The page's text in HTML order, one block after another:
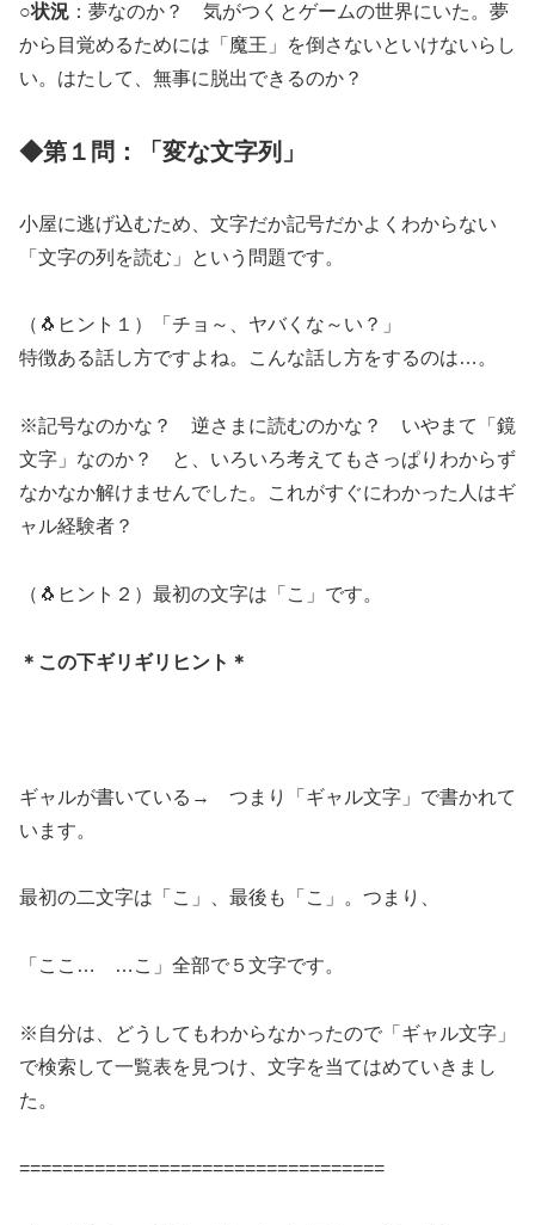
○状況 ：夢なのか？ 気がつくとゲームの世界にいた。夢
から目覚めるためには「魔王」を倒さないといけないらし
い。はたして、無事に脱出できるのか？
◆第１問：「変な文字列」
小屋に逃げ込むため、文字だか記号だかよくわからない
「文字の列を読む」という問題です。
（🐧ヒント１）「チョ～、ヤバくな～い？」
特徴ある話し方ですよね。こんな話し方をするのは…。
※記号なのかな？ 逆さまに読むのかな？ いやまて「鏡
文字」なのか？ と、いろいろ考えてもさっぱりわからず
なかなか解けませんでした。これがすぐにわかった人はギ
ャル経験者？
（🐧ヒント２）最初の文字は「こ」です。
＊この下ギリギリヒント＊
ギャルが書いている→ つまり「ギャル文字」で書かれて
います。
最初の二文字は「こ」、最後も「こ」。つまり、
「ここ… …こ」全部で５文字です。
※自分は、どうしてもわからなかったので「ギャル文字」
で検索して一覧表を見つけ、文字を当てはめていきまし
た。
==================================